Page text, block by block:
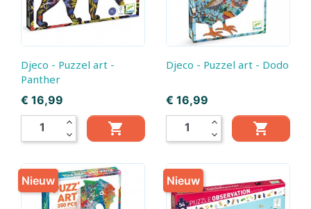
Djeco - Puzzel art -
Panther
Prijs
€ 16,99
expand_less
expand_more

Djeco - Puzzel art - Dodo
Prijs
€ 16,99
expand_less
expand_more

Nieuw Nieuw